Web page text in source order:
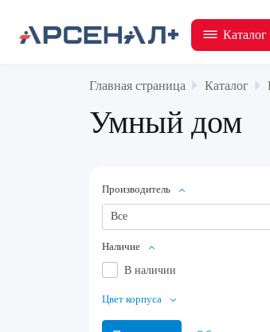
Каталог
Главная страница Каталог
Умный дом
Производитель
Все
Наличие
В наличии
Цвет корпуса